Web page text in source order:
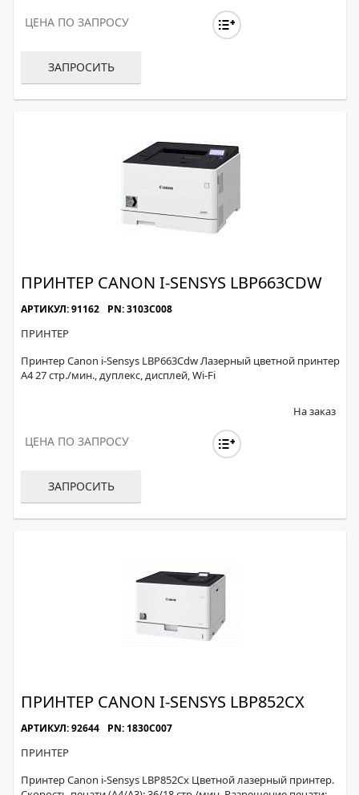
ЦЕНА ПО ЗАПРОСУ
ЗАПРОСИТЬ
ПРИНТЕР CANON I-SENSYS LBP663CDW
АРТИКУЛ: 91162 PN: 3103C008
ПРИНТЕР
Принтер Canon i-Sensys LBP663Cdw Лазерный цветной принтер
A4 27 стр./мин., дуплекс, дисплей, Wi-Fi
На заказ
ЦЕНА ПО ЗАПРОСУ
ЗАПРОСИТЬ
ПРИНТЕР CANON I-SENSYS LBP852CX
АРТИКУЛ: 92644 PN: 1830C007
ПРИНТЕР
Принтер Canon i-Sensys LBP852Cx Цветной лазерный принтер.